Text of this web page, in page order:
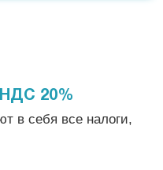
20%
в себя все налоги,